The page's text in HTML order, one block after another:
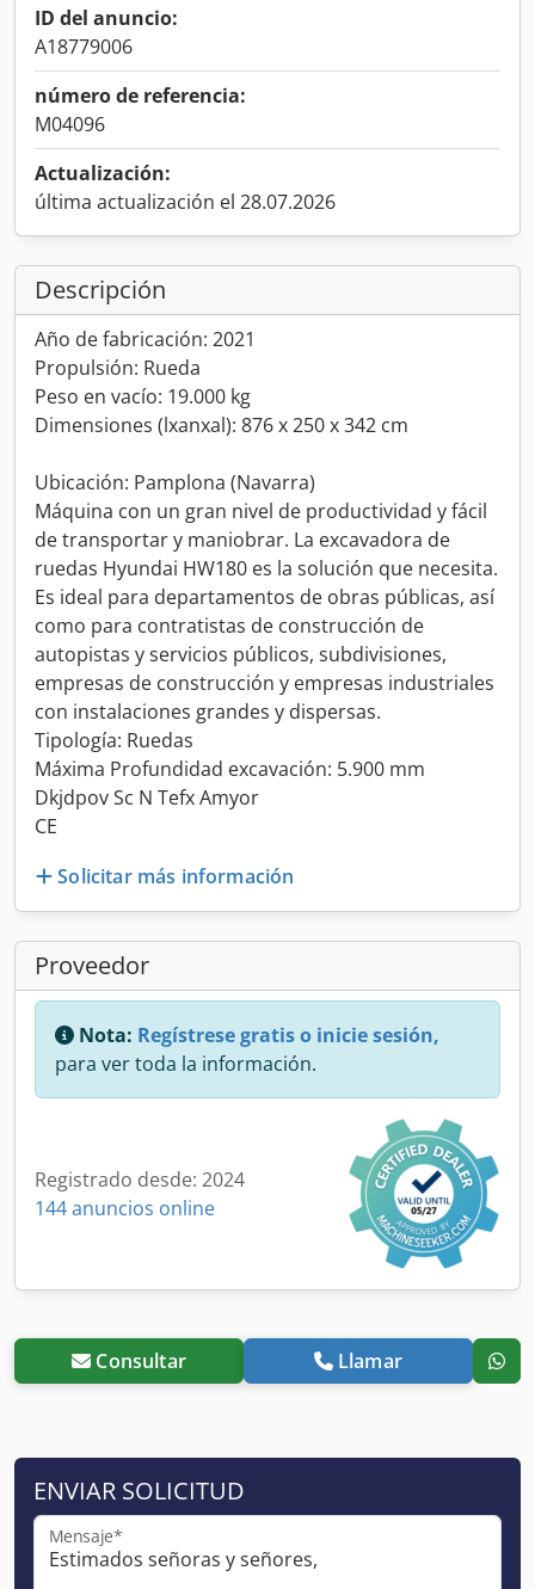
ID del anuncio:
A18779006
número de referencia:
M04096
Actualización:
última actualización el 28.07.2026
Descripción
Año de fabricación: 2021
Propulsión: Rueda
Peso en vacío: 19.000 kg
Dimensiones (lxanxal): 876 x 250 x 342 cm
Ubicación: Pamplona (Navarra)
Máquina con un gran nivel de productividad y fácil
de transportar y maniobrar. La excavadora de
ruedas Hyundai HW180 es la solución que necesita.
Es ideal para departamentos de obras públicas, así
como para contratistas de construcción de
autopistas y servicios públicos, subdivisiones,
empresas de construcción y empresas industriales
con instalaciones grandes y dispersas.
Tipología: Ruedas
Máxima Profundidad excavación: 5.900 mm
Dkjdpov Sc N Tefx Amyor
CE
Solicitar más información
Proveedor
Nota: Regístrese gratis o inicie sesión,
para ver toda la información.
Registrado desde: 2024
144 anuncios online
Consultar Llamar
ENVIAR SOLICITUD
Mensaje*